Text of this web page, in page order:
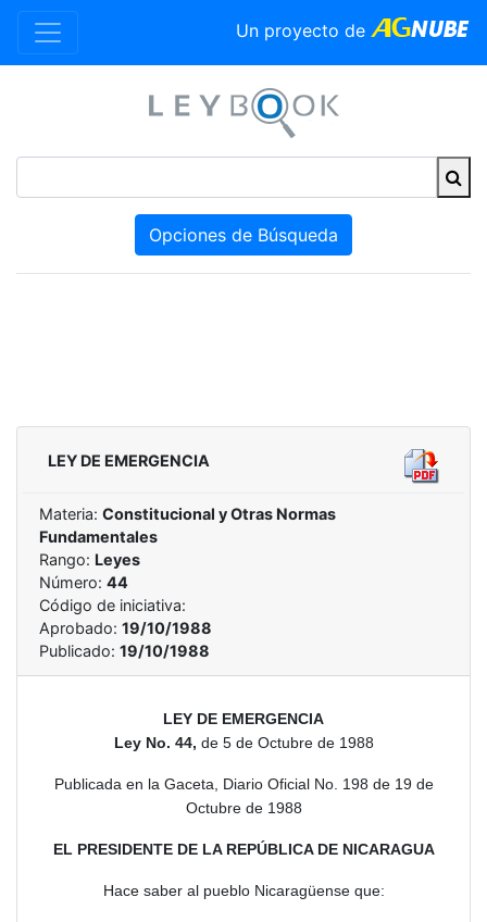
Un proyecto de
Opciones de Búsqueda
LEY DE EMERGENCIA
Materia: Constitucional y Otras Normas
Fundamentales
Rango: Leyes
Número: 44
Código de iniciativa:
Aprobado: 19/10/1988
Publicado: 19/10/1988
LEY DE EMERGENCIA
Ley No. 44, de 5 de Octubre de 1988
Publicada en la Gaceta, Diario Oficial No. 198 de 19 de
Octubre de 1988
EL PRESIDENTE DE LA REPÚBLICA DE NICARAGUA
Hace saber al pueblo Nicaragüense que: